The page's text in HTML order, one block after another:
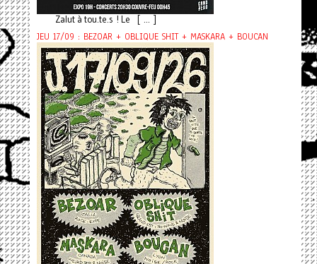
Zalut à tou.te.s ! Le [ ... ]
JEU 17/09 : BEZOAR + OBLIQUE SHIT + MASKARA + BOUCAN